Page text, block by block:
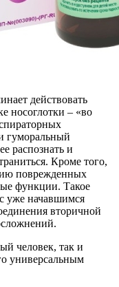
действовать
носоглотки – «во
гуморальный
распознать и
Кроме того,
поврежденных
функции. Такое
уже начавшимся
вторичной
человек, так и
универсальным